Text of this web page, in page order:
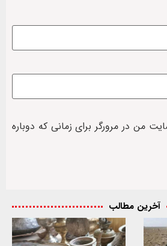
من در مرورگر برای زمانی که دوباره
آخرین مطالب